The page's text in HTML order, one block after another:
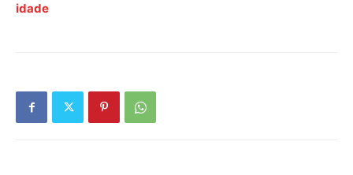
idade